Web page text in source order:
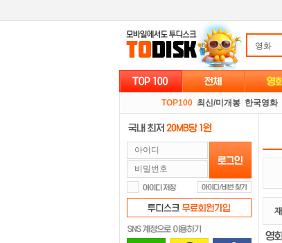
영화
TOP100 최신/미개봉 한국영화